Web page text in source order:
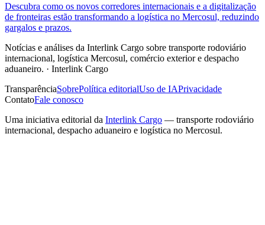
Descubra como os novos corredores internacionais e a digitalização
de fronteiras estão transformando a logística no Mercosul, reduzindo
gargalos e prazos.
Notícias e análises da Interlink Cargo sobre transporte rodoviário
internacional, logística Mercosul, comércio exterior e despacho
aduaneiro. · Interlink Cargo
TransparênciaSobrePolítica editorialUso de IAPrivacidade
ContatoFale conosco
Uma iniciativa editorial da Interlink Cargo — transporte rodoviário
internacional, despacho aduaneiro e logística no Mercosul.